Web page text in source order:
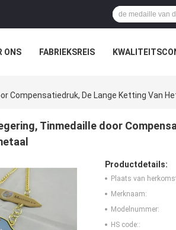
ONS FABRIEKSREIS
Compensatiedruk, De Lange Ketting Van
Tinmedaille door
Productdetails:
Plaats van
Merknaam:
Modelnummer:
HS code::